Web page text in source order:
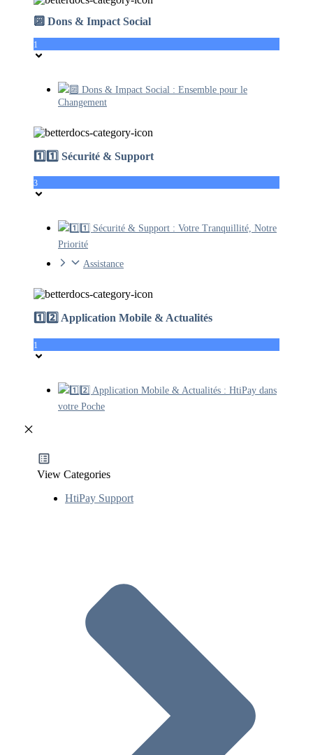
🔟 Dons & Impact Social
1
🔟 Dons & Impact Social : Ensemble pour le
Changement
1️⃣1️⃣ Sécurité & Support
3
1️⃣1️⃣ Sécurité & Support : Votre Tranquillité, Notre
Priorité
Assistance
1️⃣2️⃣ Application Mobile & Actualités
1
1️⃣2️⃣ Application Mobile & Actualités : HtiPay dans
votre Poche
View Categories
HtiPay Support